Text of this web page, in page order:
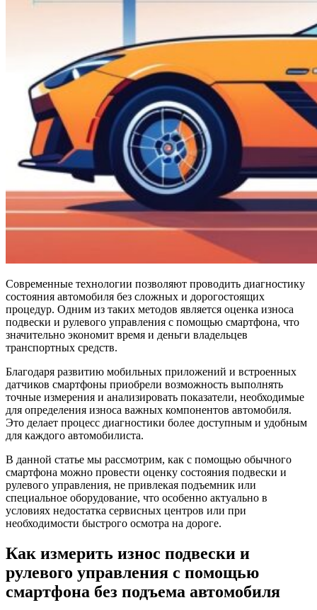
Современные технологии позволяют проводить диагностику
состояния автомобиля без сложных и дорогостоящих
процедур. Одним из таких методов является оценка износа
подвески и рулевого управления с помощью смартфона, что
значительно экономит время и деньги владельцев
транспортных средств.
Благодаря развитию мобильных приложений и встроенных
датчиков смартфоны приобрели возможность выполнять
точные измерения и анализировать показатели, необходимые
для определения износа важных компонентов автомобиля.
Это делает процесс диагностики более доступным и удобным
для каждого автомобилиста.
В данной статье мы рассмотрим, как с помощью обычного
смартфона можно провести оценку состояния подвески и
рулевого управления, не привлекая подъемник или
специальное оборудование, что особенно актуально в
условиях недостатка сервисных центров или при
необходимости быстрого осмотра на дороге.
Как измерить износ подвески и
рулевого управления с помощью
смартфона без подъема автомобиля